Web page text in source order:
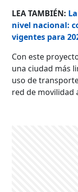
LEA TAMBIÉN:
nivel nacional:
vigentes para
Con este
una ciudad más
uso de
red de movilidad